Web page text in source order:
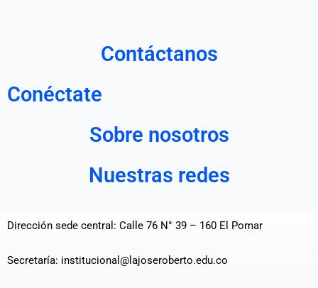
Contáctanos
Conéctate
Sobre nosotros
Nuestras redes
Dirección sede central: Calle 76 N° 39 – 160 El Pomar
Secretaría: institucional@lajoseroberto.edu.co